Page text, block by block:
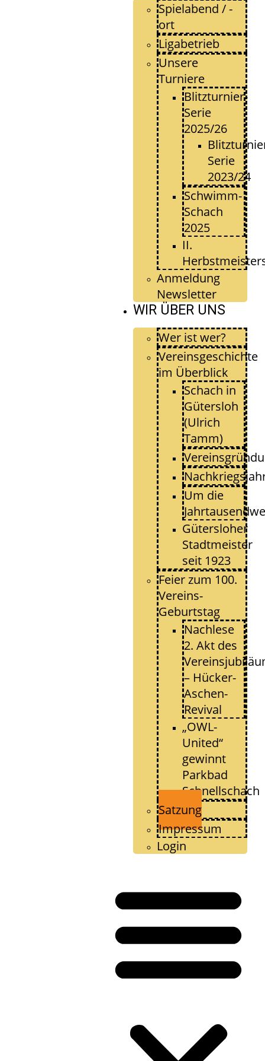
Spielabend / -
ort
Ligabetrieb
Unsere
Turniere
Blitzturnier-
Serie
2025/26
Serie
2023/24
Schwimm-
Schach
2025
II.
Anmeldung
Newsletter
WIR ÜBER UNS
Wer ist wer?
Vereinsgeschichte
im Überblick
Schach in
Gütersloh
(Ulrich
Tamm)
Um die
Gütersloher
Stadtmeister
seit 1923
Feier zum 100.
Vereins-
Geburtstag
Nachlese
2. Akt des
– Hücker-
Aschen-
Revival
„OWL-
United“
gewinnt
Parkbad
Schnellschach
Satzung
Impressum
Login